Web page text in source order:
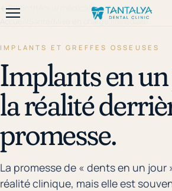
←Bibliothèque médicale
Accueil Mise en charge immédiate
IMPLANTS ET GREFFES OSSEUSES
Implants en
la réalité
promesse.
La promesse de « dents en un jour
réalité clinique, mais elle est